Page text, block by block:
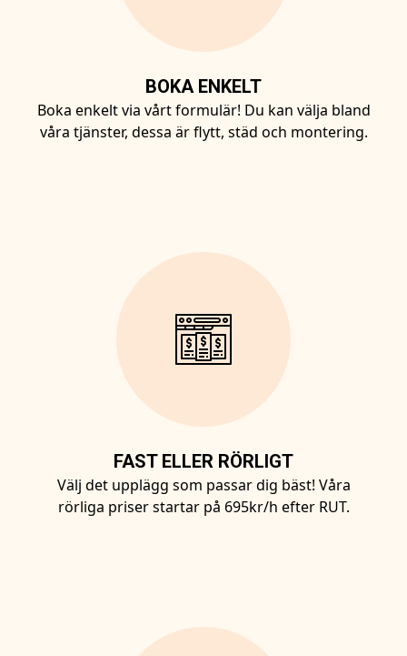
BOKA ENKELT
Boka enkelt via vårt formulär! Du kan välja bland
våra tjänster, dessa är flytt, städ och montering.
FAST ELLER RÖRLIGT
Välj det upplägg som passar dig bäst! Våra
rörliga priser startar på 695kr/h efter RUT.